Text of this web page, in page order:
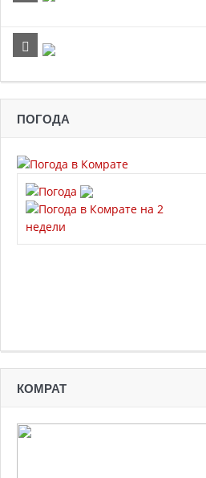
ПОГОДА
КОМРАТ